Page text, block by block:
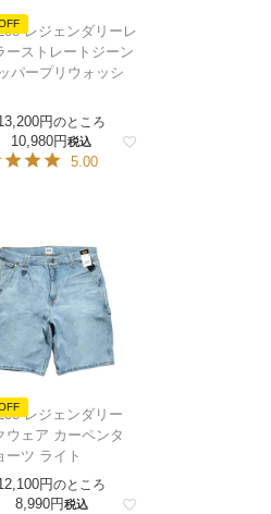
レジェンダリーレ
ーストレートジーン
パープリウォッシ
のところ
10,980 税込
5.00
レジェンダリー
ウェア カーペンタ
ーツ ライト
のところ
8,990 税込